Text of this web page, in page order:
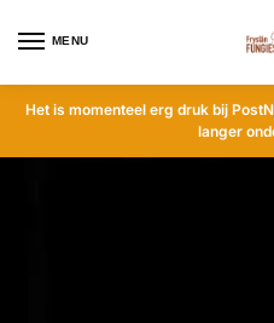
MENU
Het is momenteel erg druk bij
langer